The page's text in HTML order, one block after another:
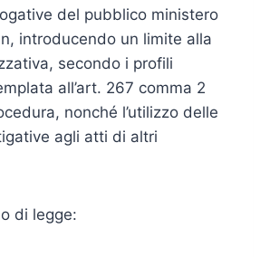
del pubblico ministero
introducendo un limite alla
secondo i profili
all’art. 267 comma 2
nonché l’utilizzo delle
agli atti di altri
di legge: